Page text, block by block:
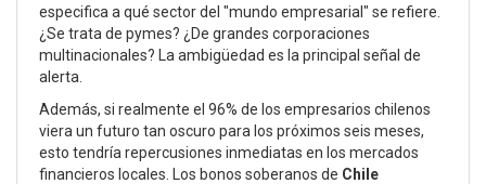
especifica a qué sector del "mundo empresarial" se refiere.
¿Se trata de pymes? ¿De grandes corporaciones
multinacionales? La ambigüedad es la principal señal de
alerta.
Además, si realmente el 96% de los empresarios chilenos
viera un futuro tan oscuro para los próximos seis meses,
esto tendría repercusiones inmediatas en los mercados
financieros locales. Los bonos soberanos de Chile